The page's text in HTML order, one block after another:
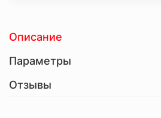
Описание
Параметры
Отзывы